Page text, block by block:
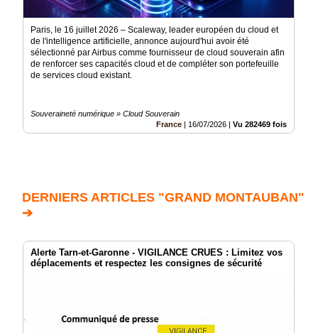
Paris, le 16 juillet 2026 – Scaleway, leader européen du cloud et
de l'intelligence artificielle, annonce aujourd'hui avoir été
sélectionné par Airbus comme fournisseur de cloud souverain afin
de renforcer ses capacités cloud et de compléter son portefeuille
de services cloud existant.
Souveraineté numérique » Cloud Souverain
France
16/07/2026 Vu 282469 fois
DERNIERS ARTICLES "GRAND MONTAUBAN"
➔
Alerte Tarn-et-Garonne - VIGILANCE CRUES : Limitez vos
déplacements et respectez les consignes de sécurité